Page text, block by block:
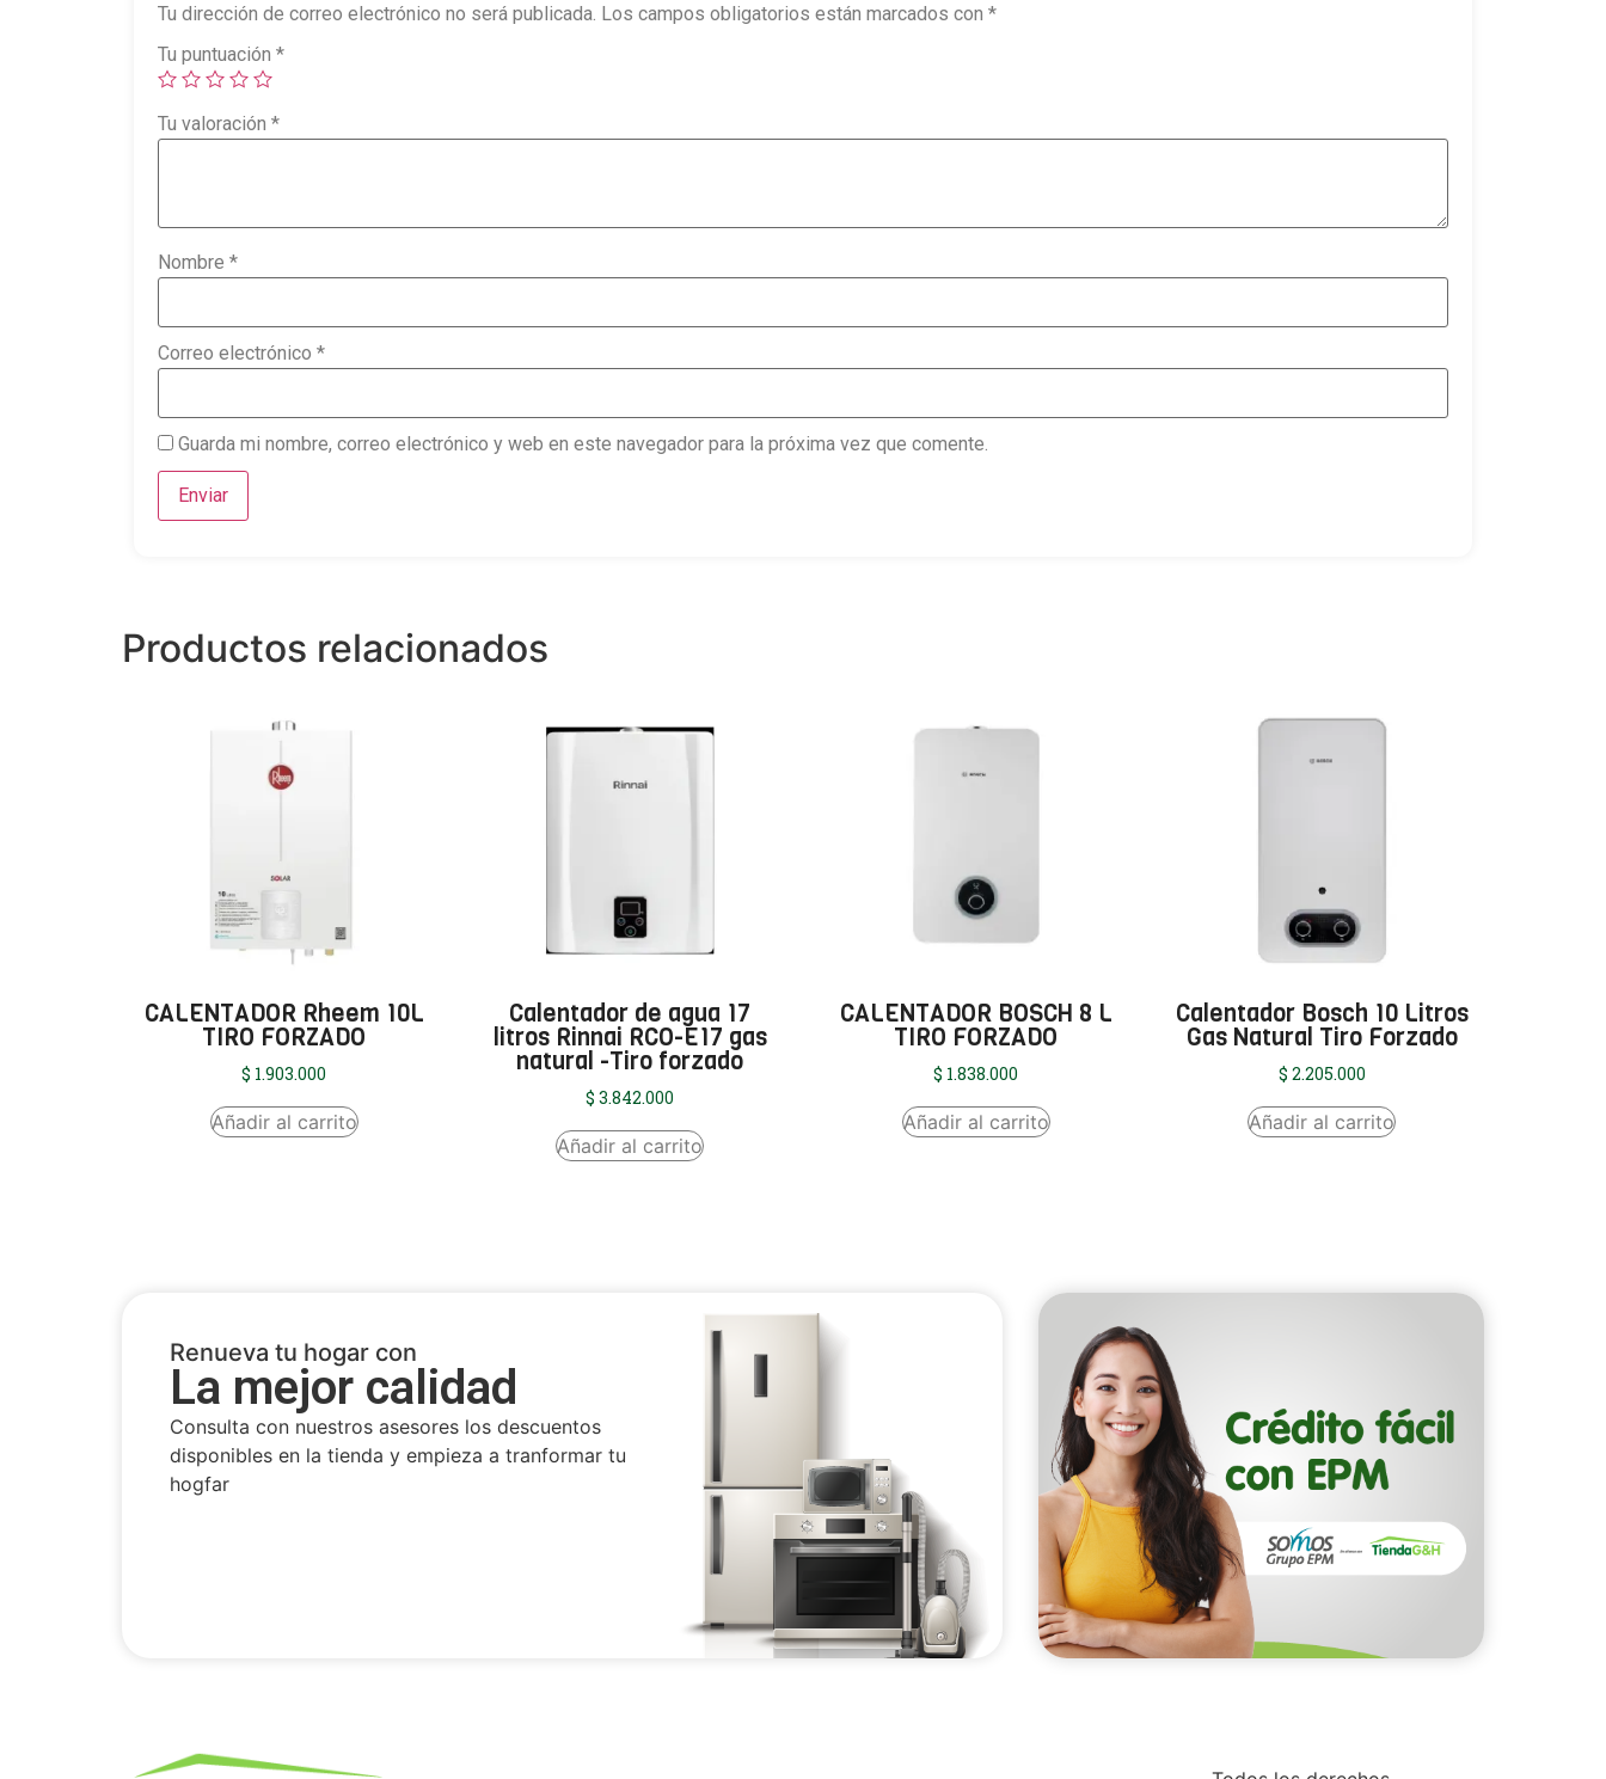
Tu dirección de correo electrónico no será publicada. Los campos obligatorios están marcados con *
Tu puntuación *
Tu valoración *
Nombre *
Correo electrónico *
Guarda mi nombre, correo electrónico y web en este navegador para la próxima vez que comente.
Productos relacionados
CALENTADOR Rheem 10L
TIRO FORZADO
$ 1.903.000
Añadir al carrito
Calentador de agua 17
litros Rinnai RCO-E17 gas
natural -Tiro forzado
$ 3.842.000
Añadir al carrito
CALENTADOR BOSCH 8 L
TIRO FORZADO
$ 1.838.000
Añadir al carrito
Calentador Bosch 10 Litros
Gas Natural Tiro Forzado
$ 2.205.000
Añadir al carrito
Renueva tu hogar con
La mejor calidad
Consulta con nuestros asesores los descuentos
disponibles en la tienda y empieza a tranformar tu
hogfar